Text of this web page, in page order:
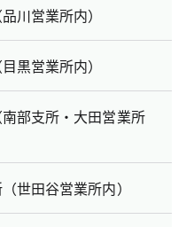
川営業所内）
黒営業所内）
部支所・大田営業所
世田谷営業所内）